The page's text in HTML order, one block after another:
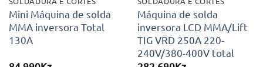
Mini Máquina de solda
MMA inversora Total
130A
Máquina de solda
inversora LCD MMA/Lift
TIG VRD 250A 220-
240V/380-400V total